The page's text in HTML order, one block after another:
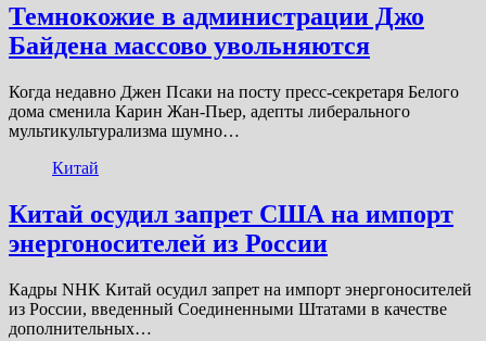
Темнокожие в администрации Джо
Байдена массово увольняются
Когда недавно Джен Псаки на посту пресс-секретаря Белого
дома сменила Карин Жан-Пьер, адепты либерального
мультикультурализма шумно…
Китай
Китай осудил запрет США на импорт
энергоносителей из России
Кадры NHK Китай осудил запрет на импорт энергоносителей
из России, введенный Соединенными Штатами в качестве
дополнительных…